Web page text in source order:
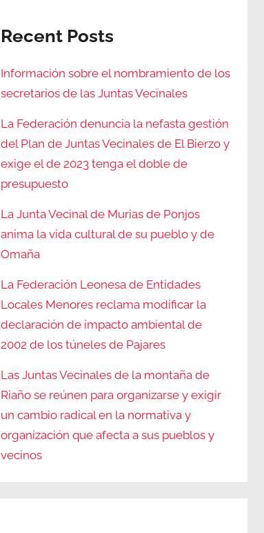
Recent Posts
Información sobre el nombramiento de los
secretarios de las Juntas Vecinales
La Federación denuncia la nefasta gestión
del Plan de Juntas Vecinales de El Bierzo y
exige el de 2023 tenga el doble de
presupuesto
La Junta Vecinal de Murias de Ponjos
anima la vida cultural de su pueblo y de
Omaña
La Federación Leonesa de Entidades
Locales Menores reclama modificar la
declaración de impacto ambiental de
2002 de los túneles de Pajares
Las Juntas Vecinales de la montaña de
Riaño se reúnen para organizarse y exigir
un cambio radical en la normativa y
organización que afecta a sus pueblos y
vecinos